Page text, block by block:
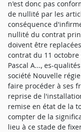
n'est donc pas
de nullité par les
conséquence
nullité du contrat
doivent être
contrat du 11
Pascal A..., es-
société Nouvelle
faire procéder à ses
reprise de
remise en état de la
compter de la
lieu à ce stade de